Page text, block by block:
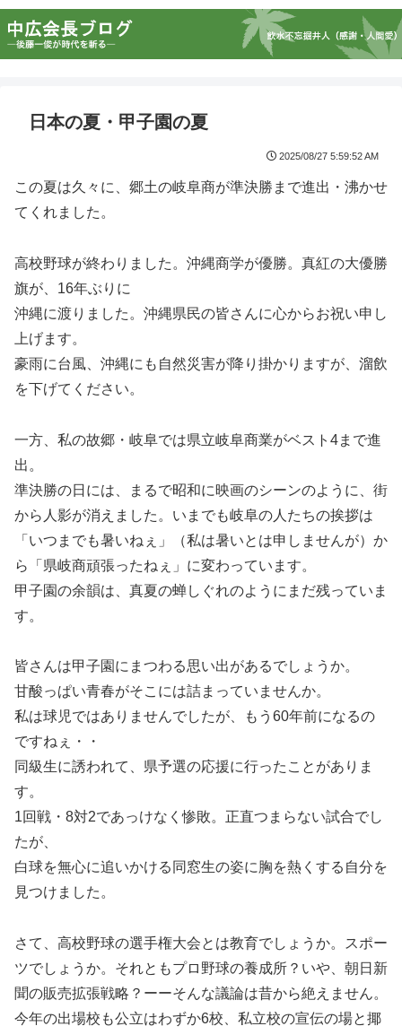
日本の夏・甲子園の夏
2025/08/27 5:59:52 AM
この夏は久々に、郷土の岐阜商が準決勝まで進出・沸かせ
てくれました。
高校野球が終わりました。沖縄商学が優勝。真紅の大優勝
旗が、16年ぶりに
沖縄に渡りました。沖縄県民の皆さんに心からお祝い申し
上げます。
豪雨に台風、沖縄にも自然災害が降り掛かりますが、溜飲
を下げてください。
一方、私の故郷・岐阜では県立岐阜商業がベスト4まで進
出。
準決勝の日には、まるで昭和に映画のシーンのように、街
から人影が消えました。いまでも岐阜の人たちの挨拶は
「いつまでも暑いねぇ」（私は暑いとは申しませんが）か
ら「県岐商頑張ったねぇ」に変わっています。
甲子園の余韻は、真夏の蝉しぐれのようにまだ残っていま
す。
皆さんは甲子園にまつわる思い出があるでしょうか。
甘酸っぱい青春がそこには詰まっていませんか。
私は球児ではありませんでしたが、もう60年前になるの
ですねぇ・・
同級生に誘われて、県予選の応援に行ったことがありま
す。
1回戦・8対2であっけなく惨敗。正直つまらない試合でし
たが、
白球を無心に追いかける同窓生の姿に胸を熱くする自分を
見つけました。
さて、高校野球の選手権大会とは教育でしょうか。スポー
ツでしょうか。それともプロ野球の養成所？いや、朝日新
聞の販売拡張戦略？ーーそんな議論は昔から絶えません。
今年の出場校も公立はわずか6校、私立校の宣伝の場と揶